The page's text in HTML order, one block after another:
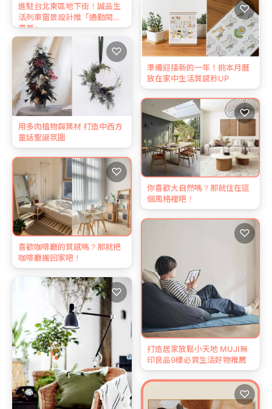
進駐台北東區地下街！誠品生
活列車窗景設計推「通勤閱讀
書單」
用多肉植物與葉材 打造中西方
童話聖誕氛圍
♡
準備迎接新的一年！挑本月曆
放在家中生活質感秒UP
♡
喜歡咖啡廳的質感嗎？那就把
咖啡廳搬回家吧！
♡
你喜歡大自然嗎？那就住在這
個風格裡吧！
♡
♡
打造居家放鬆小天地 MUJI無
印良品9樣必買生活好物推薦
♡
♡